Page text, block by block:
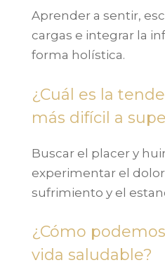
Aprender a sentir,
cargas e integrar la
forma holística.
¿Cuál es la
más difícil a
Buscar el placer y
experimentar el
sufrimiento y el
¿Cómo
vida saludable?